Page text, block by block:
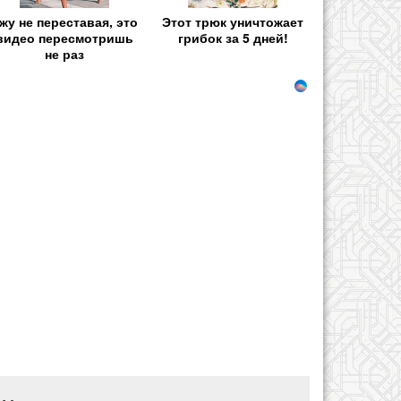
не переставая, это
пересмотришь
не раз
Этот трюк уничтожает
грибок за 5 дней!